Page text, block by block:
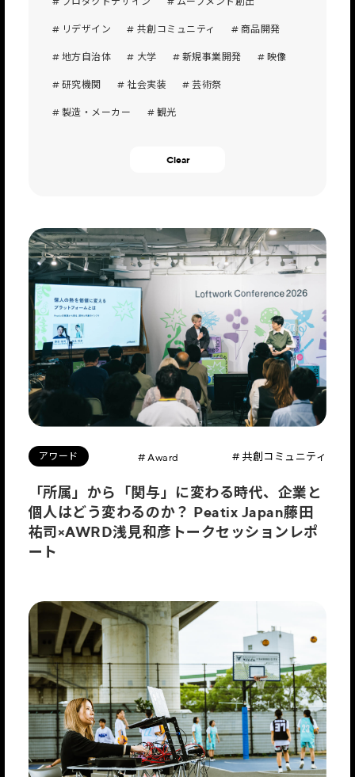
# リデザイン # 共創コミュニティ # 商品開発
# 地方自治体 # 大学 # 新規事業開発 # 映像
# 研究機関 # 社会実装 # 芸術祭
# 製造・メーカー # 観光
Clear
アワード # Award # 共創コミュニティ
「所属」から「関与」に変わる時代、企業と
個人はどう変わるのか？ Peatix Japan藤田
祐司×AWRD浅見和彦トークセッションレポ
ート